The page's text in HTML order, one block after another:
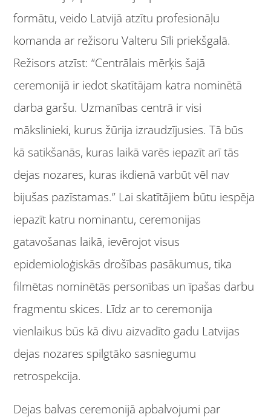
formātu, veido Latvijā atzītu profesionāļu
komanda ar režisoru Valteru Sīli priekšgalā.
Režisors atzīst: “Centrālais mērķis šajā
ceremonijā ir iedot skatītājam katra nominētā
darba garšu. Uzmanības centrā ir visi
mākslinieki, kurus žūrija izraudzījusies. Tā būs
kā satikšanās, kuras laikā varēs iepazīt arī tās
dejas nozares, kuras ikdienā varbūt vēl nav
bijušas pazīstamas.” Lai skatītājiem būtu iespēja
iepazīt katru nominantu, ceremonijas
gatavošanas laikā, ievērojot visus
epidemioloģiskās drošības pasākumus, tika
filmētas nominētās personības un īpašas darbu
fragmentu skices. Līdz ar to ceremonija
vienlaikus būs kā divu aizvadīto gadu Latvijas
dejas nozares spilgtāko sasniegumu
retrospekcija.
Dejas balvas ceremonijā apbalvojumi par